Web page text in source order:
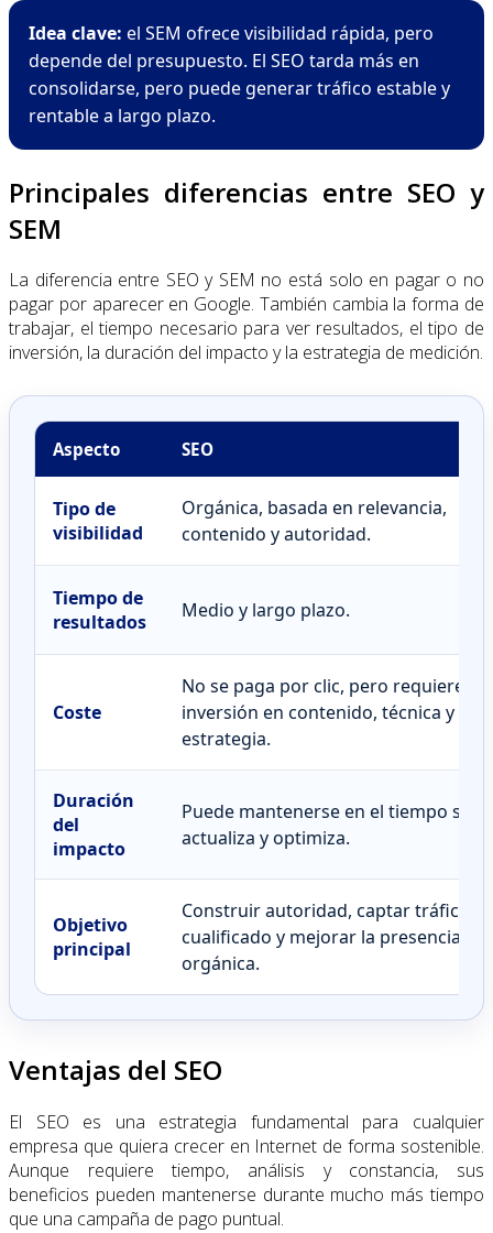
Idea clave: el SEM ofrece visibilidad rápida, pero
depende del presupuesto. El SEO tarda más en
consolidarse, pero puede generar tráfico estable y
rentable a largo plazo.
Principales diferencias entre SEO y
SEM
La diferencia entre SEO y SEM no está solo en pagar o no
pagar por aparecer en Google. También cambia la forma de
trabajar, el tiempo necesario para ver resultados, el tipo de
inversión, la duración del impacto y la estrategia de medición.
Aspecto SEO
Tipo de
visibilidad
Orgánica, basada en relevancia,
contenido y autoridad.
Tiempo de
resultados
Medio y largo plazo.
Coste
No se paga por clic, pero requiere
inversión en contenido, técnica y
estrategia.
Duración
del
impacto
Puede mantenerse en el tiempo si se
actualiza y optimiza.
Objetivo
principal
Construir autoridad, captar tráfico
cualificado y mejorar la presencia
orgánica.
Ventajas del SEO
El SEO es una estrategia fundamental para cualquier
empresa que quiera crecer en Internet de forma sostenible.
Aunque requiere tiempo, análisis y constancia, sus
beneficios pueden mantenerse durante mucho más tiempo
que una campaña de pago puntual.